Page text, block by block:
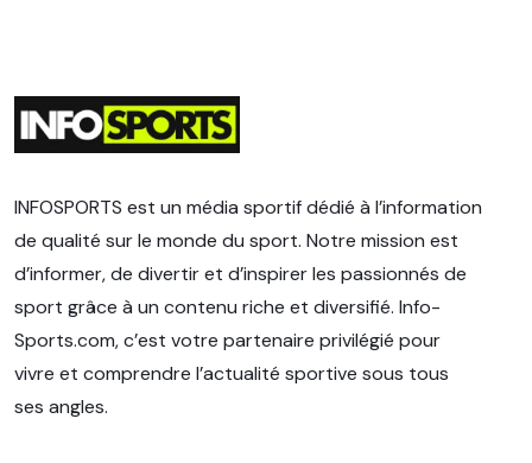
INFOSPORTS est un média sportif dédié à l’information
de qualité sur le monde du sport. Notre mission est
d’informer, de divertir et d’inspirer les passionnés de
sport grâce à un contenu riche et diversifié. Info-
Sports.com, c’est votre partenaire privilégié pour
vivre et comprendre l’actualité sportive sous tous
ses angles.